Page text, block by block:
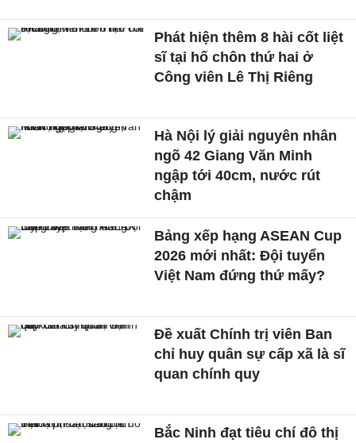
Phát hiện thêm 8 hài cốt liệt
sĩ tại hố chôn thứ hai ở
Công viên Lê Thị Riêng
Hà Nội lý giải nguyên nhân
ngõ 42 Giang Văn Minh
ngập tới 40cm, nước rút
chậm
Bảng xếp hạng ASEAN Cup
2026 mới nhất: Đội tuyển
Việt Nam đứng thứ mấy?
Đề xuất Chính trị viên Ban
chỉ huy quân sự cấp xã là sĩ
quan chính quy
Bắc Ninh đạt tiêu chí đô thị